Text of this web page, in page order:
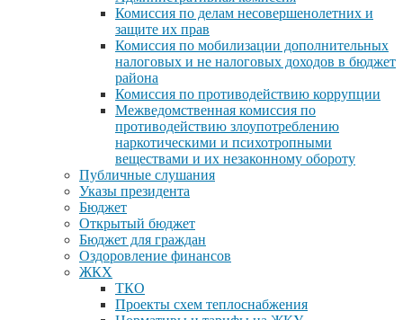
Комиссия по делам несовершенолетних и
защите их прав
Комиссия по мобилизации дополнительных
налоговых и не налоговых доходов в бюджет
района
Комиссия по противодействию коррупции
Межведомственная комиссия по
противодействию злоупотреблению
наркотическими и психотропными
веществами и их незаконному обороту
Публичные слушания
Указы президента
Бюджет
Открытый бюджет
Бюджет для граждан
Оздоровление финансов
ЖКХ
ТКО
Проекты схем теплоснабжения